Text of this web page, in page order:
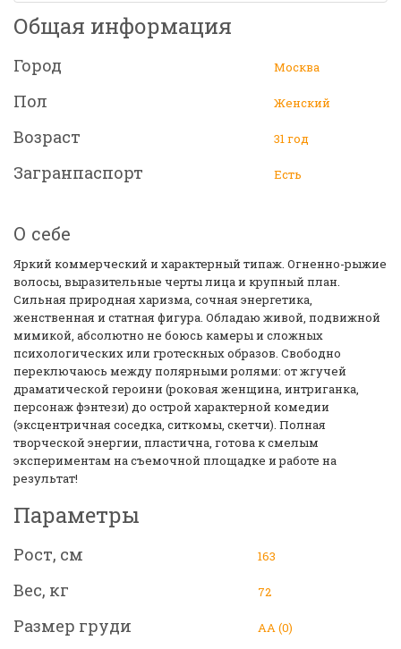
Общая информация
Город Москва
Пол Женский
Возраст 31 год
Загранпаспорт Есть
О себе
Яркий коммерческий и характерный типаж. Огненно-рыжие
волосы, выразительные черты лица и крупный план.
Сильная природная харизма, сочная энергетика,
женственная и статная фигура. Обладаю живой, подвижной
мимикой, абсолютно не боюсь камеры и сложных
психологических или гротескных образов. Свободно
переключаюсь между полярными ролями: от жгучей
драматической героини (роковая женщина, интриганка,
персонаж фэнтези) до острой характерной комедии
(эксцентричная соседка, ситкомы, скетчи). Полная
творческой энергии, пластична, готова к смелым
экспериментам на съемочной площадке и работе на
результат!
Параметры
Рост, см 163
Вес, кг 72
Размер груди АА (0)